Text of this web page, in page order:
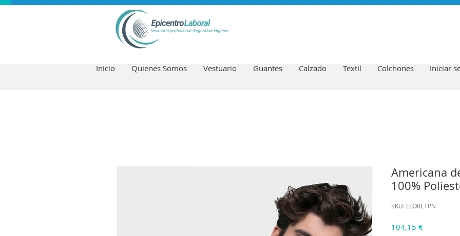
Inicio Quienes Somos Vestuario Guantes Calzado Textil Colchones Iniciar
Americana
100%
SKU: LLORETPN
104,15 €Precio